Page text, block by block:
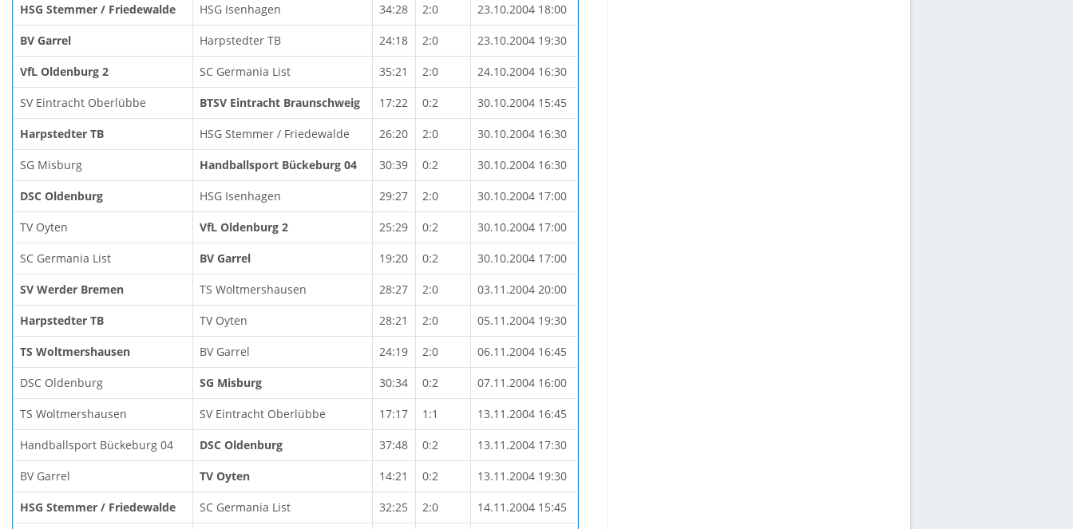
HSG Stemmer / Friedewalde HSG Isenhagen 34:28 2:0 23.10.2004 18:00
BV Garrel Harpstedter TB 24:18 2:0 23.10.2004 19:30
VfL Oldenburg 2 SC Germania List 35:21 2:0 24.10.2004 16:30
SV Eintracht Oberlübbe BTSV Eintracht Braunschweig 17:22 0:2 30.10.2004 15:45
Harpstedter TB HSG Stemmer / Friedewalde 26:20 2:0 30.10.2004 16:30
SG Misburg Handballsport Bückeburg 04 30:39 0:2 30.10.2004 16:30
DSC Oldenburg HSG Isenhagen 29:27 2:0 30.10.2004 17:00
TV Oyten VfL Oldenburg 2 25:29 0:2 30.10.2004 17:00
SC Germania List BV Garrel 19:20 0:2 30.10.2004 17:00
SV Werder Bremen TS Woltmershausen 28:27 2:0 03.11.2004 20:00
Harpstedter TB TV Oyten 28:21 2:0 05.11.2004 19:30
TS Woltmershausen BV Garrel 24:19 2:0 06.11.2004 16:45
DSC Oldenburg SG Misburg 30:34 0:2 07.11.2004 16:00
TS Woltmershausen SV Eintracht Oberlübbe 17:17 1:1 13.11.2004 16:45
Handballsport Bückeburg 04 DSC Oldenburg 37:48 0:2 13.11.2004 17:30
BV Garrel TV Oyten 14:21 0:2 13.11.2004 19:30
HSG Stemmer / Friedewalde SC Germania List 32:25 2:0 14.11.2004 15:45